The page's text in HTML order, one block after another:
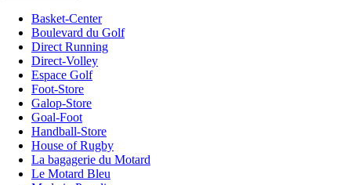
Basket-Center
Boulevard du Golf
Direct Running
Direct-Volley
Espace Golf
Foot-Store
Galop-Store
Goal-Foot
Handball-Store
House of Rugby
La bagagerie du Motard
Le Motard Bleu